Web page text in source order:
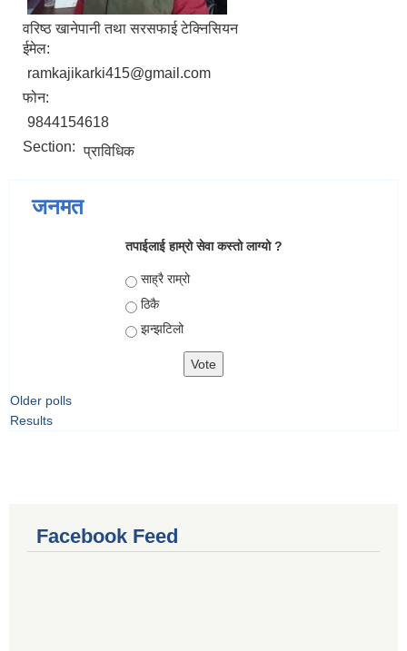
वरिष्ठ खानेपानी तथा सरसफाई टेक्निसियन
ईमेल:
ramkajikarki415@gmail.com
फोन:
9844154618
Section: प्राविधिक
जनमत
तपाईलाई हाम्रो सेवा कस्तो लाग्यो ?
Choices
साह्रै राम्रो
ठिकै
झन्झटिलो
Older polls
Results
Facebook Feed